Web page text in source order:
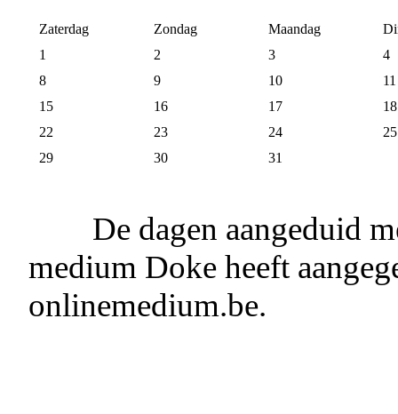
Zaterdag Zondag Maandag
1
2 3
4
8
9 10
11
15
16 17
18
22
23 24
25
29
30 31
De dagen aangeduid
medium Doke heeft
onlinemedium.be.